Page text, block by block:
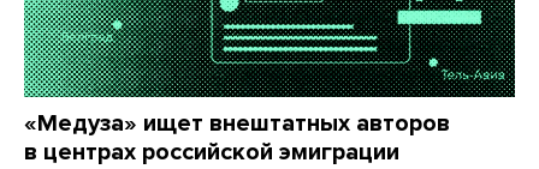
«Медуза» ищет внештатных авторов
в центрах российской эмиграции